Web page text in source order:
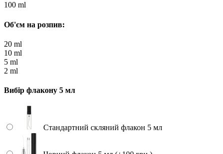
100 ml
Об'єм на розпив:
20 ml
10 ml
5 ml
2 ml
Вибір флакону 5 мл
Стандартний скляний флакон 5 мл